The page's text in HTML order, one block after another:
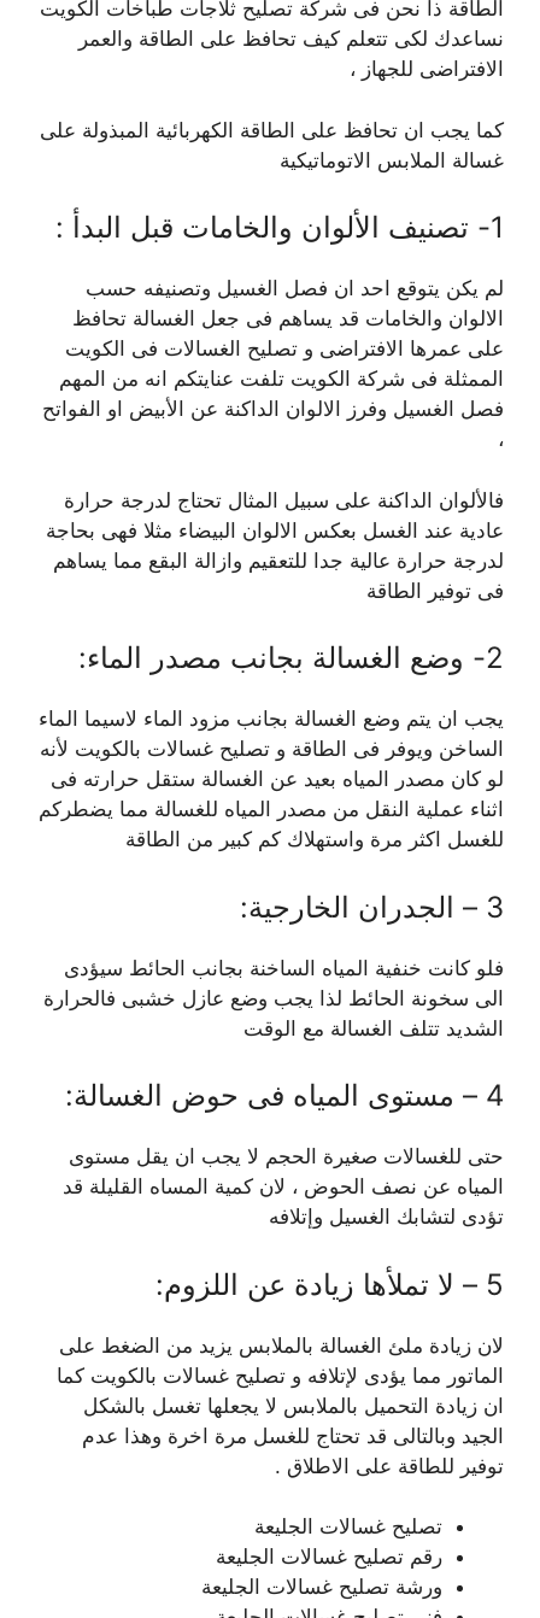
الطاقة ذا نحن فى شركة تصليح ثلاجات طباخات الكويت
نساعدك لكى تتعلم كيف تحافظ على الطاقة والعمر
الافتراضى للجهاز ،
كما يجب ان تحافظ على الطاقة الكهربائية المبذولة على
غسالة الملابس الاتوماتيكية
1- تصنيف الألوان والخامات قبل البدأ :
لم يكن يتوقع احد ان فصل الغسيل وتصنيفه حسب
الالوان والخامات قد يساهم فى جعل الغسالة تحافظ
على عمرها الافتراضى و تصليح الغسالات فى الكويت
الممثلة فى شركة الكويت تلفت عنايتكم انه من المهم
فصل الغسيل وفرز الالوان الداكنة عن الأبيض او الفواتح
،
فالألوان الداكنة على سبيل المثال تحتاج لدرجة حرارة
عادية عند الغسل بعكس الالوان البيضاء مثلا فهى بحاجة
لدرجة حرارة عالية جدا للتعقيم وازالة البقع مما يساهم
فى توفير الطاقة
2- وضع الغسالة بجانب مصدر الماء:
يجب ان يتم وضع الغسالة بجانب مزود الماء لاسيما الماء
الساخن ويوفر فى الطاقة و تصليح غسالات بالكويت لأنه
لو كان مصدر المياه بعيد عن الغسالة ستقل حرارته فى
اثناء عملية النقل من مصدر المياه للغسالة مما يضطركم
للغسل اكثر مرة واستهلاك كم كبير من الطاقة
3 – الجدران الخارجية:
فلو كانت خنفية المياه الساخنة بجانب الحائط سيؤدى
الى سخونة الحائط لذا يجب وضع عازل خشبى فالحرارة
الشديد تتلف الغسالة مع الوقت
4 – مستوى المياه فى حوض الغسالة:
حتى للغسالات صغيرة الحجم لا يجب ان يقل مستوى
المياه عن نصف الحوض ، لان كمية المساه القليلة قد
تؤدى لتشابك الغسيل وإتلافه
5 – لا تملأها زيادة عن اللزوم:
لان زيادة ملئ الغسالة بالملابس يزيد من الضغط على
الماتور مما يؤدى لإتلافه و تصليح غسالات بالكويت كما
ان زيادة التحميل بالملابس لا يجعلها تغسل بالشكل
الجيد وبالتالى قد تحتاج للغسل مرة اخرة وهذا عدم
توفير للطاقة على الاطلاق .
تصليح غسالات الجليعة
رقم تصليح غسالات الجليعة
ورشة تصليح غسالات الجليعة